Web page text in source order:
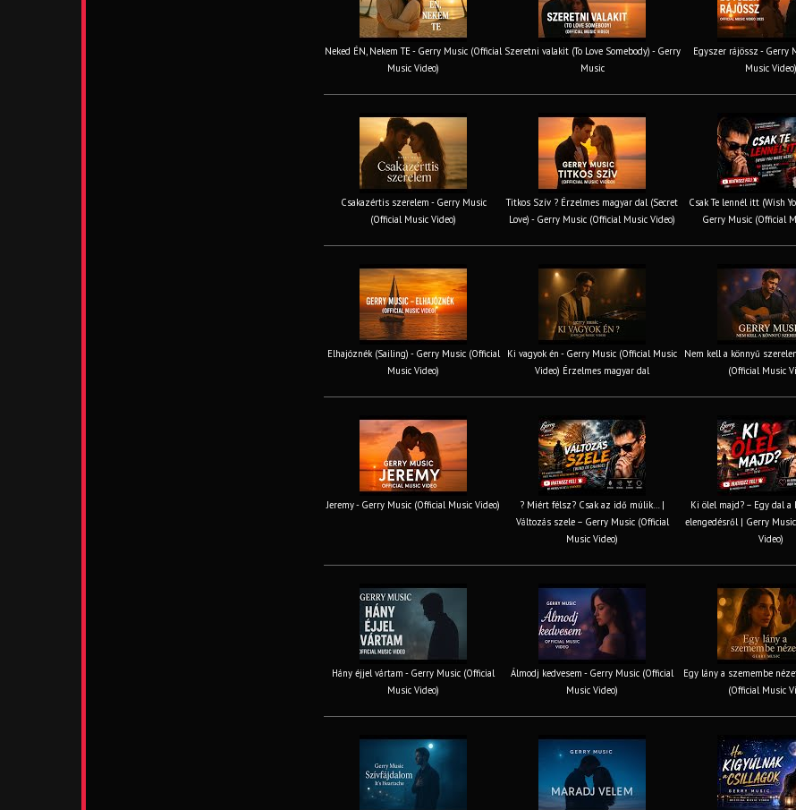
Neked ÉN, Nekem TE - Gerry Music (Official
Music Video)
Szeretni valakit (To Love Somebody) - Gerry
Music
Egyszer rájössz - Gerry
Music Video)
Csakazértis szerelem - Gerry Music
(Official Music Video)
Titkos Szív ? Érzelmes magyar dal (Secret
Love) - Gerry Music (Official Music Video)
Csak Te lennél itt (Wish
Gerry Music (Official
Elhajóznék (Sailing) - Gerry Music (Official
Music Video)
Ki vagyok én - Gerry Music (Official Music
Video) Érzelmes magyar dal
Nem kell a könnyű
(Official Music
Jeremy - Gerry Music (Official Music Video)
? Miért félsz? Csak az idő múlik… |
Változás szele – Gerry Music (Official
Music Video)
Ki ölel majd? – Egy dal a
elengedésről | Gerry
Video)
Hány éjjel vártam - Gerry Music (Official
Music Video)
Álmodj kedvesem - Gerry Music (Official
Music Video)
Egy lány a szemembe
(Official Music